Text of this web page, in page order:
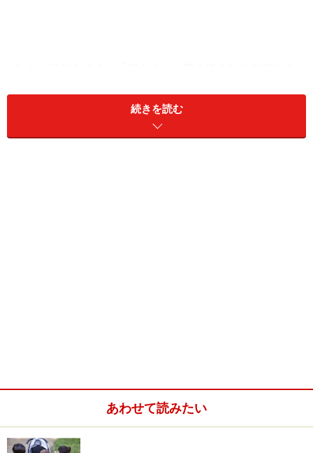
彼の予想は50％でしたからねえ（たぶん、ひいき目にみ
て）。それをかなり上回る結果となりました。
続きを読む
あわせて読みたい